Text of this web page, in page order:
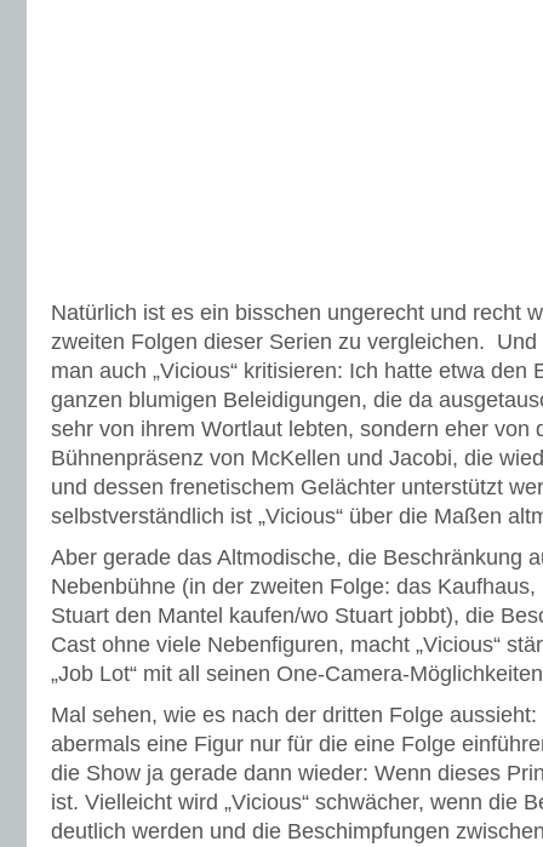
Natürlich ist es ein bisschen ungerecht und recht
zweiten Folgen dieser Serien zu vergleichen.
man auch „Vicious“ kritisieren: Ich hatte etwa den
ganzen blumigen Beleidigungen, die da
sehr von ihrem Wortlaut lebten, sondern eher von
Bühnenpräsenz von McKellen und Jacobi, die
und dessen frenetischem Gelächter unterstützt
selbstverständlich ist „Vicious“ über die Maßen
Aber gerade das Altmodische, die Beschränkung
Nebenbühne (in der zweiten Folge: das
Stuart den Mantel kaufen/wo Stuart jobbt), die
Cast ohne viele Nebenfiguren, macht „Vicious“
„Job Lot“ mit all seinen One-Camera-
Mal sehen, wie es nach der dritten Folge aussieht:
abermals eine Figur nur für die eine Folge
die Show ja gerade dann wieder: Wenn dieses
ist. Vielleicht wird „Vicious“ schwächer, wenn die
deutlich werden und die Beschimpfungen